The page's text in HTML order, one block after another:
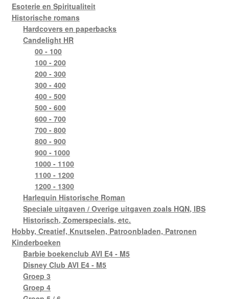
Esoterie en Spiritualiteit
Historische romans
Hardcovers en paperbacks
Candelight HR
00 - 100
100 - 200
200 - 300
300 - 400
400 - 500
500 - 600
600 - 700
700 - 800
800 - 900
900 - 1000
1000 - 1100
1100 - 1200
1200 - 1300
Harlequin Historische Roman
Speciale uitgaven / Overige uitgaven zoals HQN, IBS
Historisch, Zomerspecials, etc.
Hobby, Creatief, Knutselen, Patroonbladen, Patronen
Kinderboeken
Barbie boekenclub AVI E4 - M5
Disney Club AVI E4 - M5
Groep 3
Groep 4